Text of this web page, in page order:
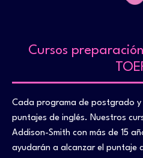
Cursos
Cada programa de postgrado
puntajes de inglés. Nuestros
Addison-Smith con más de 15
ayudarán a alcanzar el puntaje